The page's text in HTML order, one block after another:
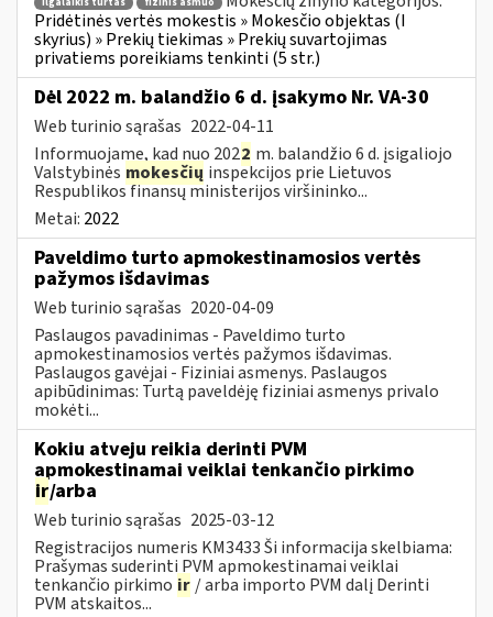
Pridėtinės vertės mokestis » Mokesčio objektas (I
skyrius) » Prekių tiekimas » Prekių suvartojimas
privatiems poreikiams tenkinti (5 str.)
Dėl 2022 m. balandžio 6 d. įsakymo Nr. VA-30
Web turinio sąrašas 2022-04-11
Informuojame, kad nuo 2022 m. balandžio 6 d. įsigaliojo
Valstybinės mokesčių inspekcijos prie Lietuvos
Respublikos finansų ministerijos viršininko...
Metai: 2022
Paveldimo turto apmokestinamosios vertės
pažymos išdavimas
Web turinio sąrašas 2020-04-09
Paslaugos pavadinimas - Paveldimo turto
apmokestinamosios vertės pažymos išdavimas.
Paslaugos gavėjai - Fiziniai asmenys. Paslaugos
apibūdinimas: Turtą paveldėję fiziniai asmenys privalo
mokėti...
Kokiu atveju reikia derinti PVM
apmokestinamai veiklai tenkančio pirkimo
ir/arba
Web turinio sąrašas 2025-03-12
Registracijos numeris KM3433 Ši informacija skelbiama:
Prašymas suderinti PVM apmokestinamai veiklai
tenkančio pirkimo ir / arba importo PVM dalį Derinti
PVM atskaitos...